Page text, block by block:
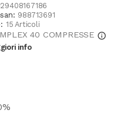
988713691
15 Articoli
40 COMPRESSE info_outline
info